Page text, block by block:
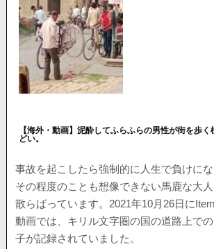
【海外・動画】泥酔してふらふらの男性が街を歩
どい。
事故を起こしたら強制的に人生で負けにな
その程度のことも想像できない馬鹿な大
散らばっています。2021年10月26日に
動画では、キリル文字圏の国の道路上で
子が記録されていました。